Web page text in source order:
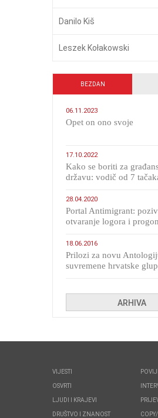
Danilo Kiš
Leszek Kołakowski
BEZDAN
06.11.2023
​Opet on ono svoje
17.10.2022
Kako se boriti za
državu: vodič od 7
28.04.2020
Portal Antimigrant:
otvaranje logora i progon
18.06.2016
Prilozi za novu
suvremene hrvatske
ARHIVA
VIJESTI
OSVRTI
LJUDI I KRAJEVI
DRUŠTVO I ZNANOST